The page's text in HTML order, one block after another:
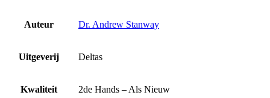
Auteur Dr. Andrew Stanway
Uitgeverij Deltas
Kwaliteit 2de Hands – Als Nieuw